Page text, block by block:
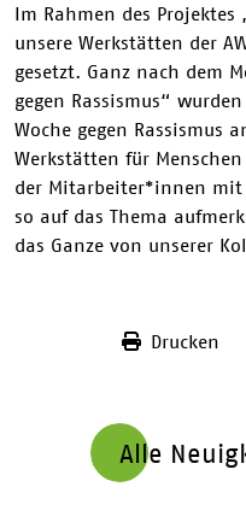
Im Rahmen des
unsere Werkstätten der
gesetzt. Ganz nach dem
gegen Rassismus“
Woche gegen Rassismus
Werkstätten für
der Mitarbeiter*innen mit
so auf das Thema
das Ganze von unserer
Drucken
Alle